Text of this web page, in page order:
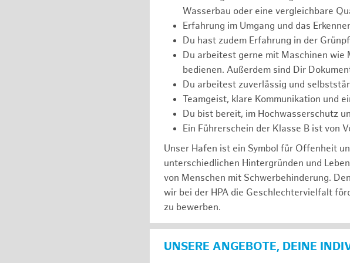
Wasserbau oder eine vergleichbare
Erfahrung im Umgang und das
Du hast zudem Erfahrung in der
Du arbeitest gerne mit Maschinen wie
bedienen. Außerdem sind Dir
Du arbeitest zuverlässig und
Teamgeist, klare Kommunikation und
Du bist bereit, im Hochwasserschutz
Ein Führerschein der Klasse B ist von
Unser Hafen ist ein Symbol für Offenheit
unterschiedlichen Hintergründen und
von Menschen mit Schwerbehinderung.
wir bei der HPA die Geschlechtervielfalt
zu bewerben.
UNSERE ANGEBOTE, DEINE